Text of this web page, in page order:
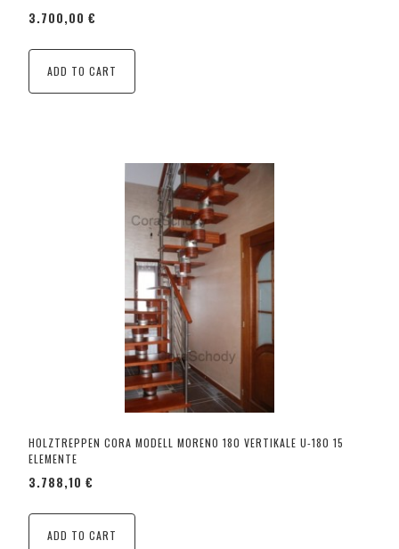
3.700,00 €
ADD TO CART
HOLZTREPPEN CORA MODELL MORENO 180 VERTIKALE U-180 15
ELEMENTE
3.788,10 €
ADD TO CART